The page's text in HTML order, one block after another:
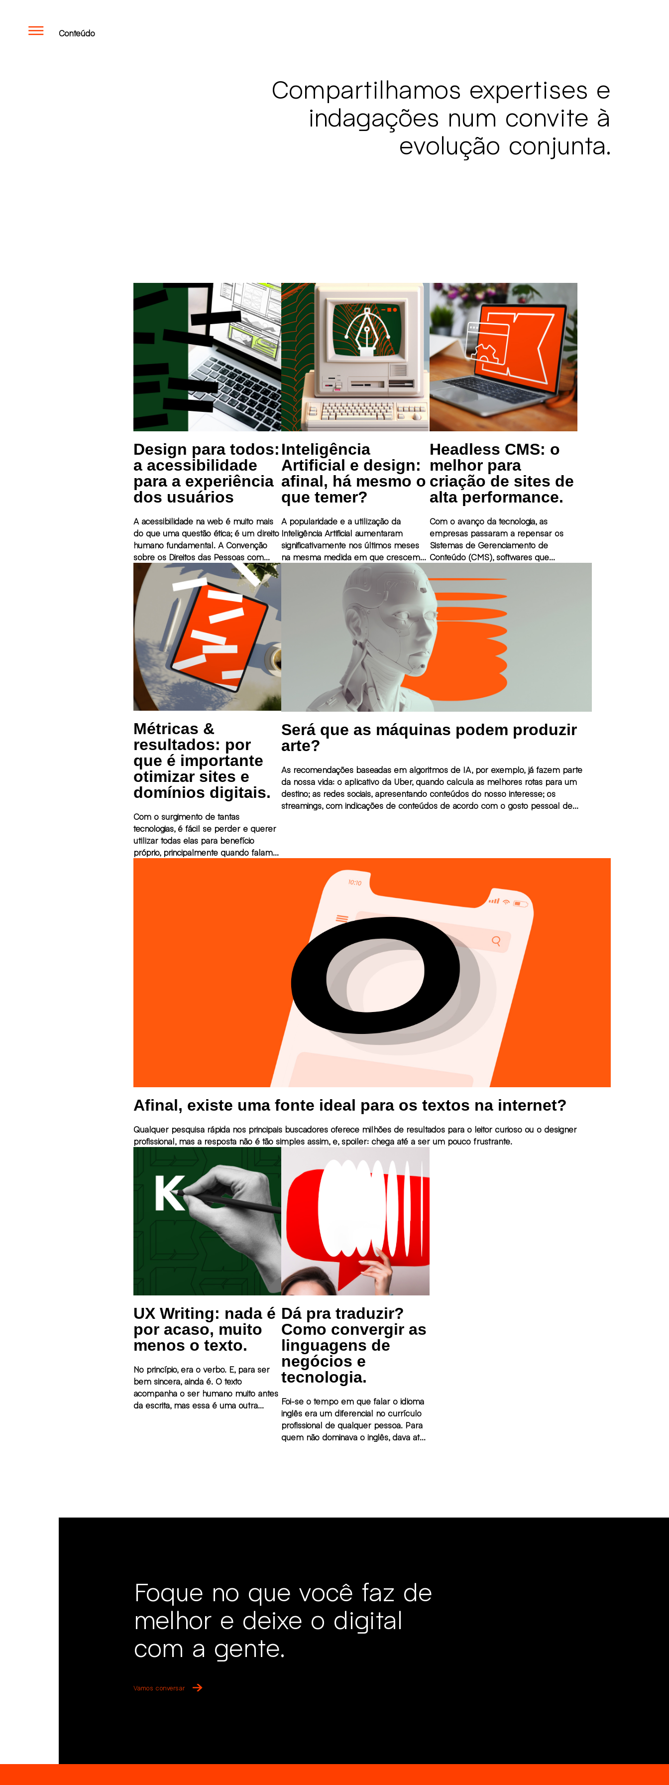
Compartilhamos expertises e
indagações num convite à
evolução conjunta.
Conteúdo
Design para todos:
a acessibilidade
para a experiência
dos usuários
A acessibilidade na web é muito mais
do que uma questão ética; é um direito
humano fundamental. A Convenção
sobre os Direitos das Pessoas com
Deficiência da ONU estabelece que
todas as pessoas têm o direito de
acesso à informação e serviços
disponíveis ao público.
Inteligência
Artificial e design:
afinal, há mesmo o
que temer?
A popularidade e a utilização da
Inteligência Artificial aumentaram
significativamente nos últimos meses
na mesma medida em que crescem
as discussões sobre a ética na
utilização das ferramentas para a
realização de certas tarefas em
diferentes campos de trabalho.
Headless CMS: o
melhor para
criação de sites de
alta performance.
Com o avanço da tecnologia, as
empresas passaram a repensar os
Sistemas de Gerenciamento de
Conteúdo (CMS), softwares que
o conteúdo e layout dentro de um site,
de forma rápida e ágil. Esses softwares
têm como objetivo central ajudar a
controlar todos os conteúdos
presentes em um canal digital e
permitir que pessoas de negócios
gerenciem estes conteúdos.
Métricas &
resultados: por
que é importante
otimizar sites e
domínios digitais.
Com o surgimento de tantas
tecnologias, é fácil se perder e querer
utilizar todas elas para benefício
próprio, principalmente quando falamos
Será que as máquinas podem produzir
arte?
As recomendações baseadas em algoritmos de IA, por exemplo, já fazem parte
da nossa vida: o aplicativo da Uber, quando calcula as melhores rotas para um
destino; as redes sociais, apresentando conteúdos do nosso interesse; os
streamings, com indicações de conteúdos de acordo com o gosto pessoal de
Afinal, existe uma fonte ideal para os textos na internet?
Qualquer pesquisa rápida nos principais buscadores oferece milhões de resultados para o leitor curioso ou o designer
profissional, mas a resposta não é tão simples assim, e, spoiler: chega até a ser um pouco frustrante.
UX Writing: nada é
por acaso, muito
menos o texto.
No princípio, era o verbo. E, para ser
bem sincera, ainda é. O texto
acompanha o ser humano muito antes
da escrita, mas essa é uma outra
Dá pra traduzir?
Como convergir as
linguagens de
negócios e
tecnologia.
Foi-se o tempo em que falar o idioma
inglês era um diferencial no currículo
profissional de qualquer pessoa. Para
quem não dominava o inglês, dava até
Foque no que você faz de
melhor e deixe o digital
com a gente.
Vamos conversar